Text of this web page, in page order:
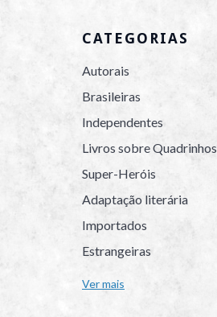
CATEGORIAS
Autorais
Brasileiras
Independentes
Livros sobre Quadrinhos
Super-Heróis
Adaptação literária
Importados
Estrangeiras
Ver mais